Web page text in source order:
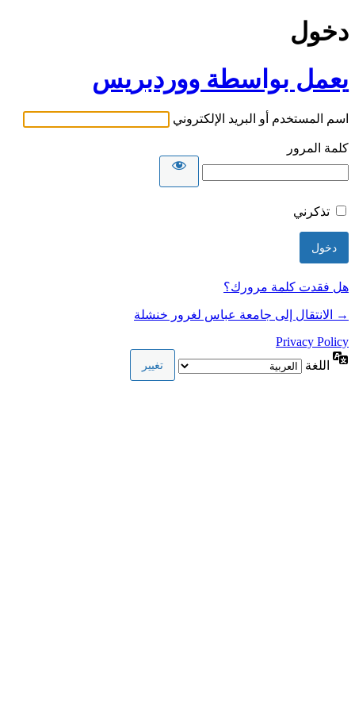
دخول
يعمل بواسطة ووردبريس
اسم المستخدم أو البريد الإلكتروني
كلمة المرور
تذكرني
هل فقدت كلمة مرورك؟
→ الانتقال إلى جامعة عباس لغرور خنشلة
Privacy Policy
اللغة